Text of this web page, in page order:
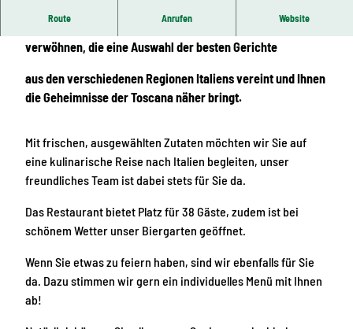
Route Anrufen Website
verwöhnen, die eine Auswahl der besten Gerichte
aus den verschiedenen Regionen Italiens vereint und Ihnen
die Geheimnisse der Toscana näher bringt.
Mit frischen, ausgewählten Zutaten möchten wir Sie auf
eine kulinarische Reise nach Italien begleiten, unser
freundliches Team ist dabei stets für Sie da.
Das Restaurant bietet Platz für 38 Gäste, zudem ist bei
schönem Wetter unser Biergarten geöffnet.
Wenn Sie etwas zu feiern haben, sind wir ebenfalls für Sie
da. Dazu stimmen wir gern ein individuelles Menü mit Ihnen
ab!